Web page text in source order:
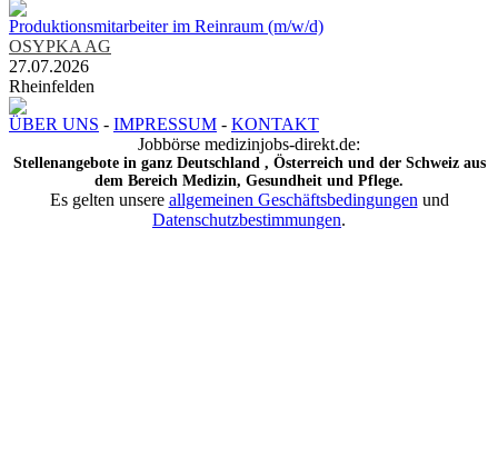
Produktionsmitarbeiter im Reinraum (m/w/d)
OSYPKA AG
27.07.2026
Rheinfelden
ÜBER UNS - IMPRESSUM - KONTAKT
Jobbörse medizinjobs-direkt.de:
Stellenangebote in ganz Deutschland , Österreich und der Schweiz aus
dem Bereich Medizin, Gesundheit und Pflege.
Es gelten unsere allgemeinen Geschäftsbedingungen und
Datenschutzbestimmungen.